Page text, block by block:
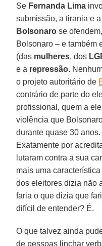
Se Fernanda Lima
submissão, a tirania e
Bolsonaro se
Bolsonaro – e também
(das mulheres, dos
e a repressão.
o projeto autoritário de
contrário de parte do
profissional, quem a
violência que
durante quase 30
Exatamente por
lutaram contra a sua
mais uma
dos eleitores dizia não
faria o que dizia que
difícil de entender? É.
O que talvez ainda
de pessoas linchar